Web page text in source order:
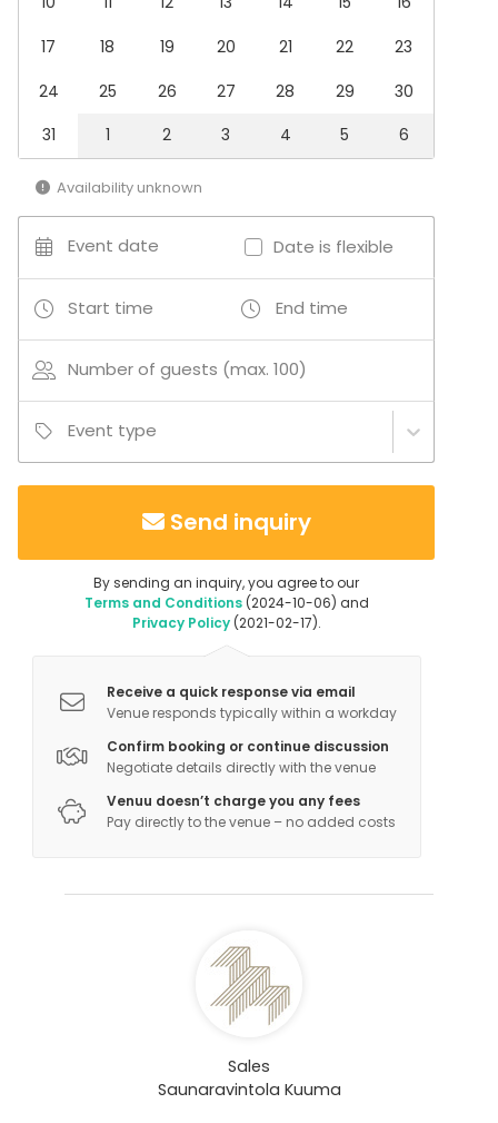
Terrace / Courtyard
Bar
Additional information about services and facilities
Yhteistyökumppanin kautta mahdollista tilata mm.
DJ- ja ohjelmapalveluita – kysy lisää!
17
18 19 20 21 22
23
24
25 26 27 28 29
30
31
1 2 3 4 5 6
Availability unknown
Event date Date is flexible
Start time End time
Number of guests (max. 100)
Event type
Send inquiry
By sending an inquiry, you agree to our
Terms and Conditions(2024-10-06) and
Privacy Policy(2021-02-17).
Receive a quick response via email
Venue responds typically within a workday
Confirm booking or continue discussion
Negotiate details directly with the venue
Venuu doesn’t charge you any fees
Pay directly to the venue – no added costs
Sales
Saunaravintola Kuuma